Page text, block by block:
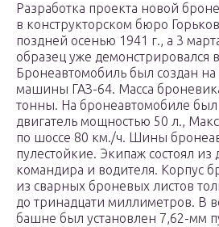
Разработка проекта новой
в конструкторском бюро
поздней осенью 1941 г., а 3
образец уже демонстрировался
Бронеавтомобиль был создан на
машины ГАЗ-64. Масса
тонны. На бронеавтомобиле был
двигатель мощностью 50 л.,
по шоссе 80 км./ч. Шины
пулестойкие. Экипаж состоял
командира и водителя. Корпус
из сварных броневых листов
до тринадцати миллиметров. В
башне был установлен 7,62-мм